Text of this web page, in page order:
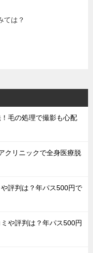
ては？
毛の処理で撮影も心配
クリニックで全身医療脱
評判は？年パス500円で
や評判は？年パス500円